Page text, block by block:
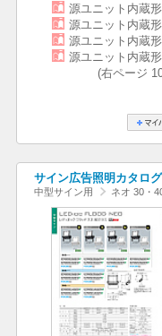
源ユニット内蔵
源ユニット内蔵
源ユニット内蔵
源ユニット内蔵
(右ページ
サイン広告照明カタロ
中型サイン用 ネオ 30・